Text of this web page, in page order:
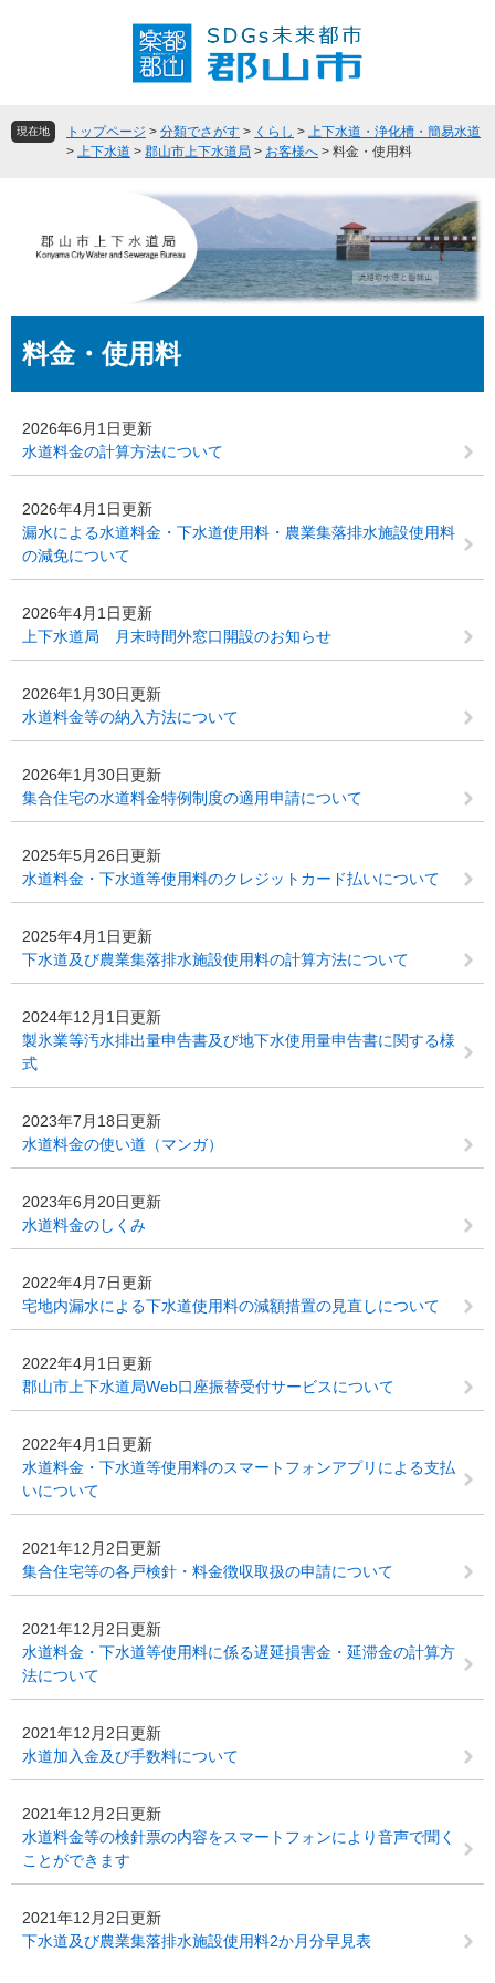
頭
飛現在地 トップページ > 分類でさがす > くらし > 上下水道・浄化槽・簡易水道
> 上下水道 > 郡山市上下水道局 > お客様へ > 料金・使用料
文料金・使用料
2026年6月1日更新
水道料金の計算方法について
2026年4月1日更新
漏水による水道料金・下水道使用料・農業集落排水施設使用料
の減免について
2026年4月1日更新
上下水道局 月末時間外窓口開設のお知らせ
2026年1月30日更新
水道料金等の納入方法について
2026年1月30日更新
集合住宅の水道料金特例制度の適用申請について
2025年5月26日更新
水道料金・下水道等使用料のクレジットカード払いについて
2025年4月1日更新
下水道及び農業集落排水施設使用料の計算方法について
2024年12月1日更新
製氷業等汚水排出量申告書及び地下水使用量申告書に関する様
式
2023年7月18日更新
水道料金の使い道（マンガ）
2023年6月20日更新
水道料金のしくみ
2022年4月7日更新
宅地内漏水による下水道使用料の減額措置の見直しについて
2022年4月1日更新
郡山市上下水道局Web口座振替受付サービスについて
2022年4月1日更新
水道料金・下水道等使用料のスマートフォンアプリによる支払
いについて
2021年12月2日更新
集合住宅等の各戸検針・料金徴収取扱の申請について
2021年12月2日更新
水道料金・下水道等使用料に係る遅延損害金・延滞金の計算方
法について
2021年12月2日更新
水道加入金及び手数料について
2021年12月2日更新
水道料金等の検針票の内容をスマートフォンにより音声で聞く
ことができます
2021年12月2日更新
下水道及び農業集落排水施設使用料2か月分早見表